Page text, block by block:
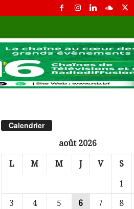
Calendrier
août 2026
L M M J V S
1
3
4 5 6 7 8